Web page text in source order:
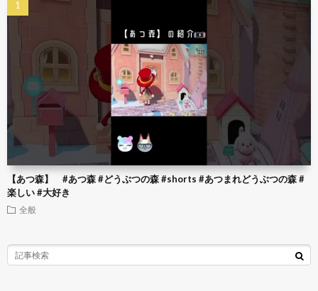
【あつ森】 #あつ森 #どうぶつの森 #shorts #あつまれどうぶつの森 #
楽しい #大好き
全般